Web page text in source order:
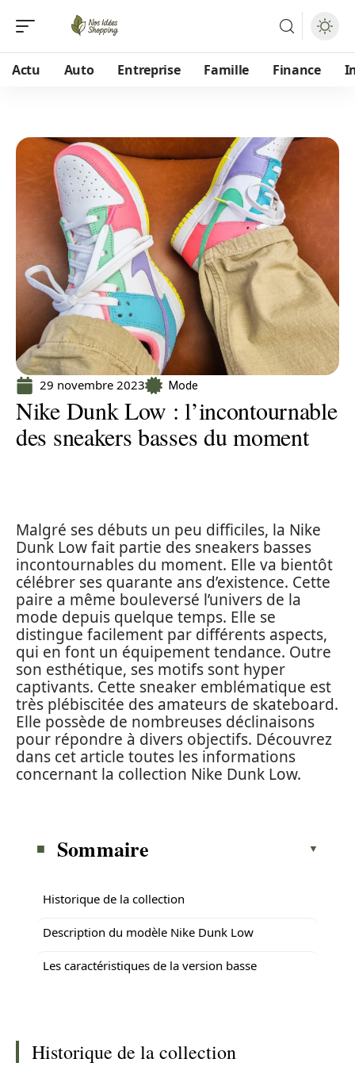
Actu Auto Entreprise Famille Finance
29 novembre 2023 Mode
Nike Dunk Low : l’incontournable
des sneakers basses du moment
Malgré ses débuts un peu difficiles, la Nike
Dunk Low fait partie des sneakers basses
incontournables du moment. Elle va bientôt
célébrer ses quarante ans d’existence. Cette
paire a même bouleversé l’univers de la
mode depuis quelque temps. Elle se
distingue facilement par différents aspects,
qui en font un équipement tendance. Outre
son esthétique, ses motifs sont hyper
captivants. Cette sneaker emblématique est
très plébiscitée des amateurs de skateboard.
Elle possède de nombreuses déclinaisons
pour répondre à divers objectifs. Découvrez
dans cet article toutes les informations
concernant la collection Nike Dunk Low.
Sommaire
Historique de la collection
Description du modèle Nike Dunk Low
Les caractéristiques de la version basse
Historique de la collection